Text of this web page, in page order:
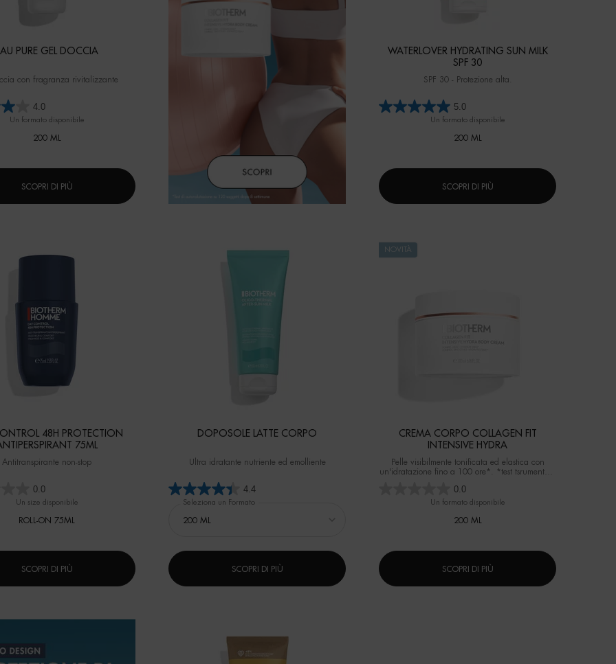
PURE GEL DOCCIA
con fragranza rivitalizzante
4.0
Un formato disponibile
200 ML
SCOPRI DI PIÙ
WATERLOVER HYDRATING SUN MILK
SPF 30
SPF 30 - Protezione alta.
5.0
Un formato disponibile
200 ML
SCOPRI DI PIÙ
48H PROTECTION
75ML
Antitranspirante non-stop
0.0
Un size disponibile
ROLL-ON 75ML
SCOPRI DI PIÙ
DOPOSOLE LATTE CORPO
Ultra idratante nutriente ed emolliente
4.4
Seleziona un Formato
SCOPRI DI PIÙ
NOVITÀ
CREMA CORPO COLLAGEN FIT
INTENSIVE HYDRA
Pelle visibilmente tonificata ed elastica con
un'idratazione fino a 100 ore*. *test tsrumentale
0.0
Un formato disponibile
200 ML
SCOPRI DI PIÙ